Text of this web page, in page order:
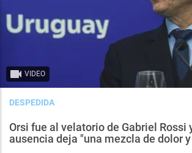
VIDEO
DESPEDIDA
Orsi fue al velatorio de Gabriel Rossi
ausencia deja "una mezcla de dolor